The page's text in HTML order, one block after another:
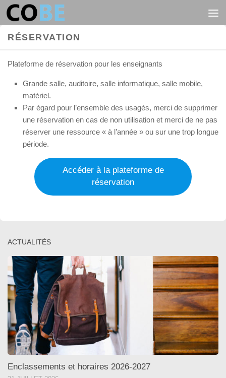
Au dessous du contenu
RÉSERVATION
Plateforme de réservation pour les enseignants
Grande salle, auditoire, salle informatique, salle mobile,
matériel.
Par égard pour l’ensemble des usagés, merci de supprimer
une réservation en cas de non utilisation et merci de ne pas
réserver une ressource « à l’année » ou sur une trop longue
période.
Accéder à la plateforme de
réservation
ACTUALITÉS
Enclassements et horaires 2026-2027